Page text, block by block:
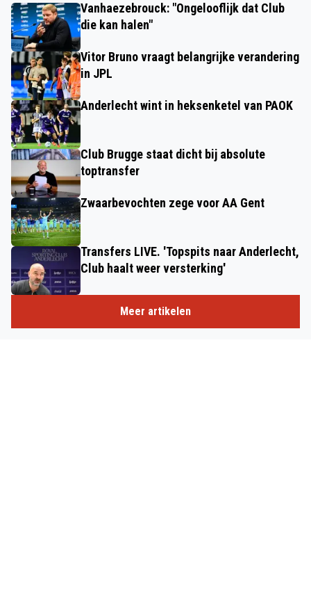
Vanhaezebrouck: "Ongelooflijk dat Club
die kan halen"
Vitor Bruno vraagt belangrijke verandering
in JPL
Anderlecht wint in heksenketel van PAOK
Club Brugge staat dicht bij absolute
toptransfer
Zwaarbevochten zege voor AA Gent
Transfers LIVE. 'Topspits naar Anderlecht,
Club haalt weer versterking'
Meer artikelen